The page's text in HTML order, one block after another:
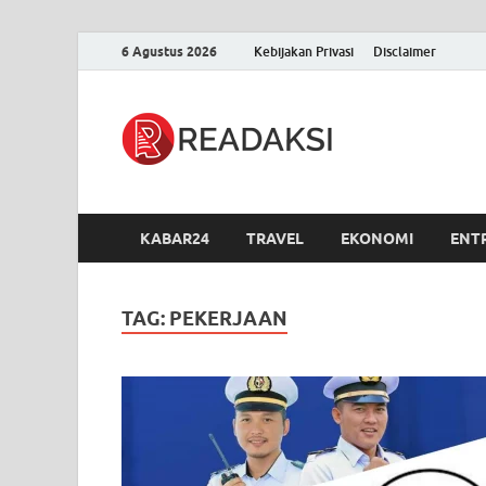
6 Agustus 2026 Kebijakan Privasi Disclaimer
KABAR24 TRAVEL EKONOMI
TAG: PEKERJAAN